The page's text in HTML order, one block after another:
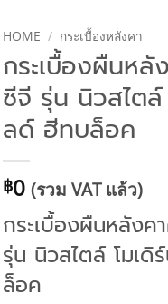
HOME / กระเบื้องหลังคา
กระเบื้องผืนหลั
ซีจี รุ่น นิวสไตล์
ลด์ ฮีทบล็อค
฿0 (รวม VAT แล้ว)
กระเบื้องผืนหลังค
รุ่น นิวสไตล์ โมเ
ล็อค